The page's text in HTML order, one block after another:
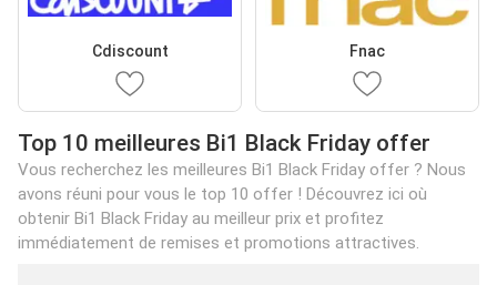
Cdiscount Fnac
Top 10 meilleures Bi1 Black Friday offer
Vous recherchez les meilleures Bi1 Black Friday offer ? Nous
avons réuni pour vous le top 10 offer ! Découvrez ici où
obtenir Bi1 Black Friday au meilleur prix et profitez
immédiatement de remises et promotions attractives.